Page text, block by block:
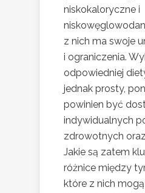
niskokaloryczne i
z nich ma swoje
i ograniczenia.
odpowiedniej
jednak prosty,
powinien być
indywidualnych
zdrowotnych
Jakie są zatem
różnice między
które z nich